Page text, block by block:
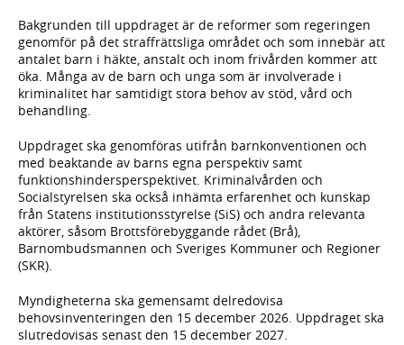
Bakgrunden till uppdraget är de reformer som regeringen
genomför på det straffrättsliga området och som innebär att
antalet barn i häkte, anstalt och inom frivården kommer att
öka. Många av de barn och unga som är involverade i
kriminalitet har samtidigt stora behov av stöd, vård och
behandling.
Uppdraget ska genomföras utifrån barnkonventionen och
med beaktande av barns egna perspektiv samt
funktionshindersperspektivet. Kriminalvården och
Socialstyrelsen ska också inhämta erfarenhet och kunskap
från Statens institutionsstyrelse (SiS) och andra relevanta
aktörer, såsom Brottsförebyggande rådet (Brå),
Barnombudsmannen och Sveriges Kommuner och Regioner
(SKR).
Myndigheterna ska gemensamt delredovisa
behovsinventeringen den 15 december 2026. Uppdraget ska
slutredovisas senast den 15 december 2027.